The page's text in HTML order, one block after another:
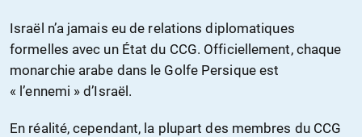
Israël n’a jamais eu de relations diplomatiques
formelles avec un État du CCG. Officiellement, chaque
monarchie arabe dans le Golfe Persique est
« l’ennemi » d’Israël.
En réalité, cependant, la plupart des membres du CCG